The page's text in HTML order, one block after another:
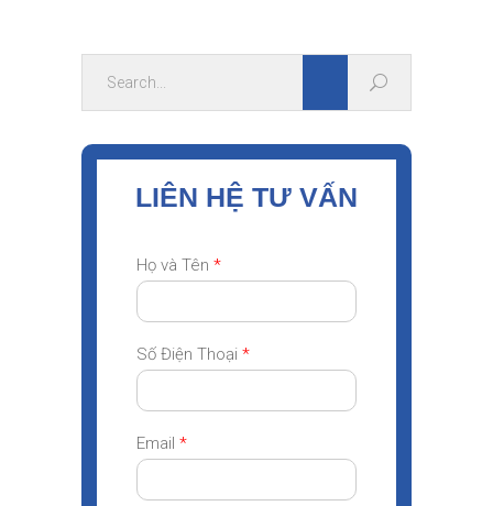
LIÊN HỆ TƯ VẤN
Họ và Tên *
Số Điện Thoại *
Email *